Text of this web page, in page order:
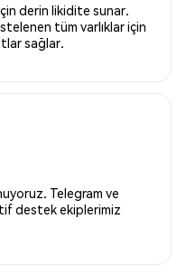
derin likidite sunar.
tüm varlıklar için
sağlar.
Telegram ve
destek ekiplerimiz